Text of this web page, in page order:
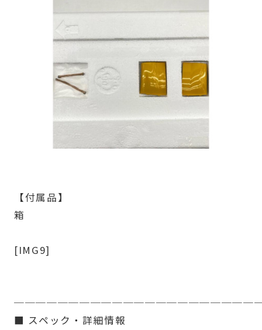
【付属品】
箱
[IMG9]
■ スペック・詳細情報